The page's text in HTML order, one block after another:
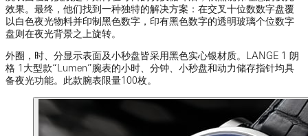
效果。最终，他们找到一种独特的解决方案：在交叉十位数数字盘覆
以白色夜光物料并印制黑色数字，印有黑色数字的透明玻璃个位数字
盘则在夜光背景之上旋转。
外圈，时、分显示表面及小秒盘皆采用黑色实心银材质。LANGE 1 朗
格 1大型款“Lumen”腕表的小时、分钟、小秒盘和动力储存指针均具
备夜光功能。此款腕表限量100枚。